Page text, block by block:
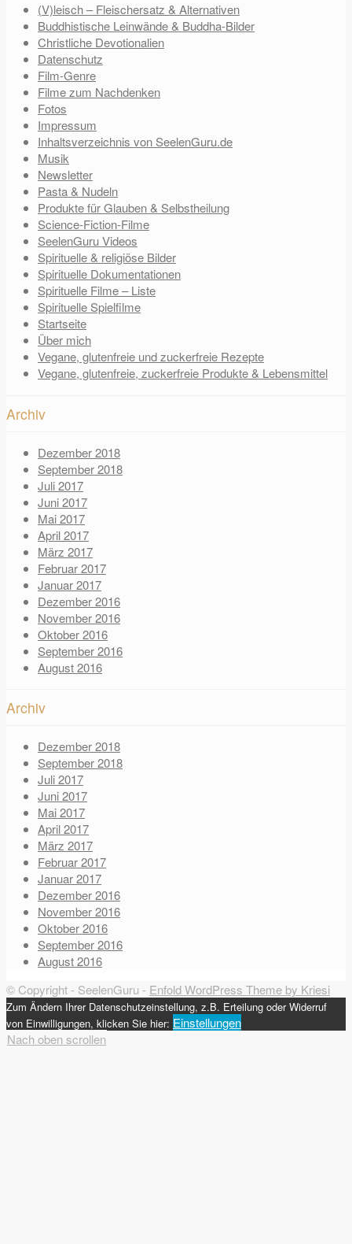
(V)leisch – Fleischersatz & Alternativen
Buddhistische Leinwände & Buddha-Bilder
Christliche Devotionalien
Datenschutz
Film-Genre
Filme zum Nachdenken
Fotos
Impressum
Inhaltsverzeichnis von SeelenGuru.de
Musik
Newsletter
Pasta & Nudeln
Produkte für Glauben & Selbstheilung
Science-Fiction-Filme
SeelenGuru Videos
Spirituelle & religiöse Bilder
Spirituelle Dokumentationen
Spirituelle Filme – Liste
Spirituelle Spielfilme
Startseite
Über mich
Vegane, glutenfreie und zuckerfreie Rezepte
Vegane, glutenfreie, zuckerfreie Produkte & Lebensmittel
Archiv
Dezember 2018
September 2018
Juli 2017
Juni 2017
Mai 2017
April 2017
März 2017
Februar 2017
Januar 2017
Dezember 2016
November 2016
Oktober 2016
September 2016
August 2016
Archiv
Dezember 2018
September 2018
Juli 2017
Juni 2017
Mai 2017
April 2017
März 2017
Februar 2017
Januar 2017
Dezember 2016
November 2016
Oktober 2016
September 2016
August 2016
© Copyright - SeelenGuru - Enfold WordPress Theme by Kriesi
Zum Ändern Ihrer Datenschutzeinstellung, z.B. Erteilung oder Widerruf
von Einwilligungen, klicken Sie hier: Einstellungen
Nach oben scrollen